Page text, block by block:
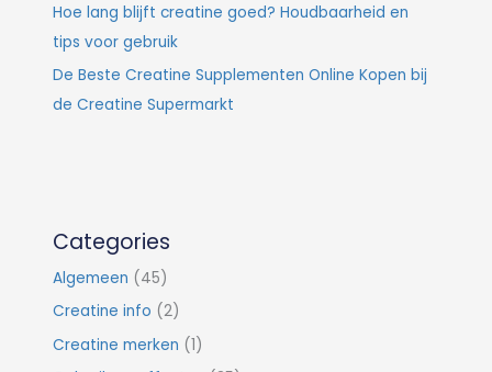
Hoe lang blijft creatine goed? Houdbaarheid en
tips voor gebruik
De Beste Creatine Supplementen Online Kopen bij
de Creatine Supermarkt
Categories
Algemeen (45)
Creatine info (2)
Creatine merken (1)